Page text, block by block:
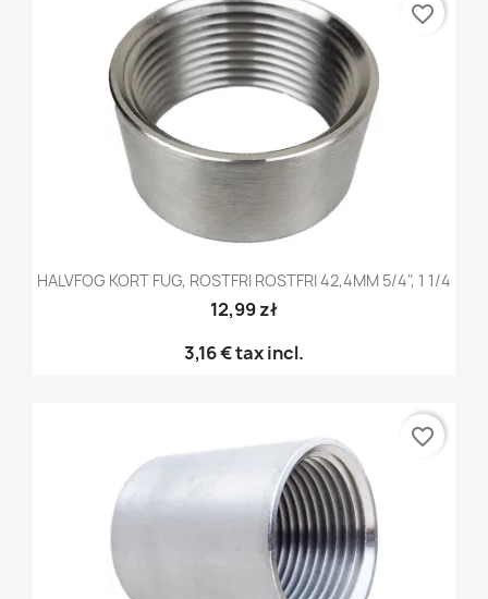
HALVFOG KORT FUG, ROSTFRI ROSTFRI 42,4MM 5/4", 1 1/4
12,99 zł
3,16 €tax incl.
favorite_border
favorite_border